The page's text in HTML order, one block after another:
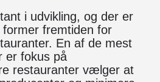
i udvikling, og der er
fremtiden for
En af de mest
er fokus på
restauranter vælger at